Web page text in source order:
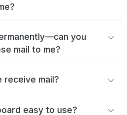
you
mail to me?
receive mail?
easy to use?